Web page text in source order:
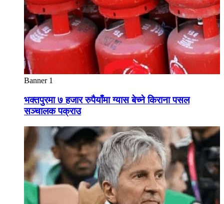
Banner 1
भक्तपुरमा ७ हजार रुपैयाँमा ग्यास बेच्ने किराना पसल
सञ्चालक पक्राउ